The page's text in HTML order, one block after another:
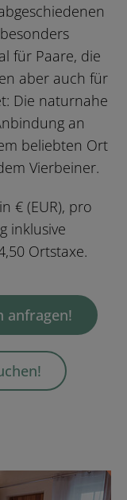
für Paare, die
aber auch für
Die naturnahe
an
beliebten Ort
Vierbeiner.
€ (EUR), pro
inklusive
Ortstaxe.
anfragen!